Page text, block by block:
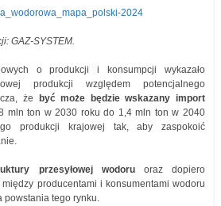
2024
GAZ-SYSTEM.
o produkcji i konsumpcji wykazało
produkcji względem potencjalnego
że
być może będzie wskazany import
mln ton w 2030 roku do 1,4 mln ton w 2040
produkcji krajowej tak, aby zaspokoić
przesyłowej wodoruoraz dopiero
producentami i konsumentami wodoru
powstania tego rynku.